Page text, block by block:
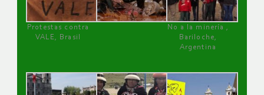
Protestas contra
VALE, Brasil
No a la minería ,
Bariloche,
Argentina